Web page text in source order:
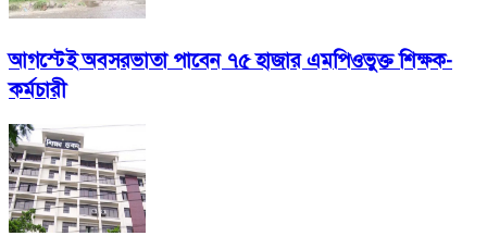
আগস্টেই অবসরভাতা পাবেন ৭৫ হাজার এমপিওভুক্ত শিক্ষক-
কর্মচারী